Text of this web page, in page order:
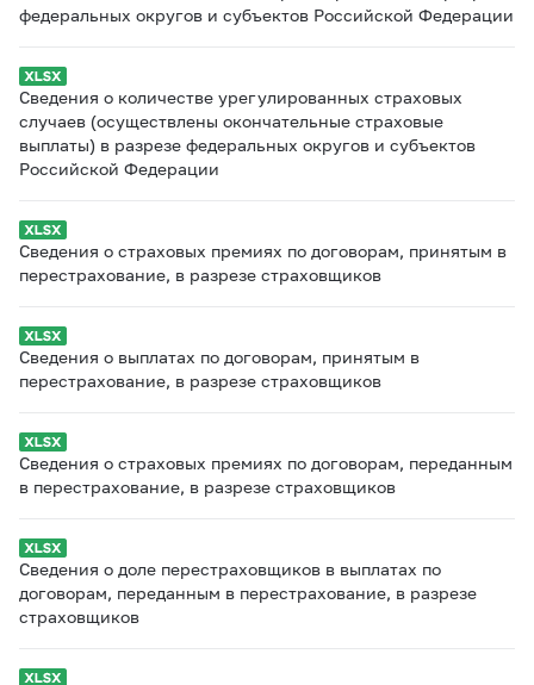
федеральных округов и субъектов Российской Федерации
Сведения о количестве урегулированных страховых
случаев (осуществлены окончательные страховые
выплаты) в разрезе федеральных округов и субъектов
Российской Федерации
Сведения о страховых премиях по договорам, принятым в
перестрахование, в разрезе страховщиков
Сведения о выплатах по договорам, принятым в
перестрахование, в разрезе страховщиков
Сведения о страховых премиях по договорам, переданным
в перестрахование, в разрезе страховщиков
Сведения о доле перестраховщиков в выплатах по
договорам, переданным в перестрахование, в разрезе
страховщиков